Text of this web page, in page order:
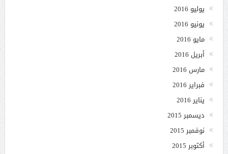
يوليو 2016
يونيو 2016
مايو 2016
أبريل 2016
مارس 2016
فبراير 2016
يناير 2016
ديسمبر 2015
نوفمبر 2015
أكتوبر 2015